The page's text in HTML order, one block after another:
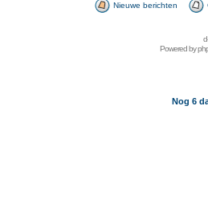
Nieuwe berichten
Powered by
Nog 6